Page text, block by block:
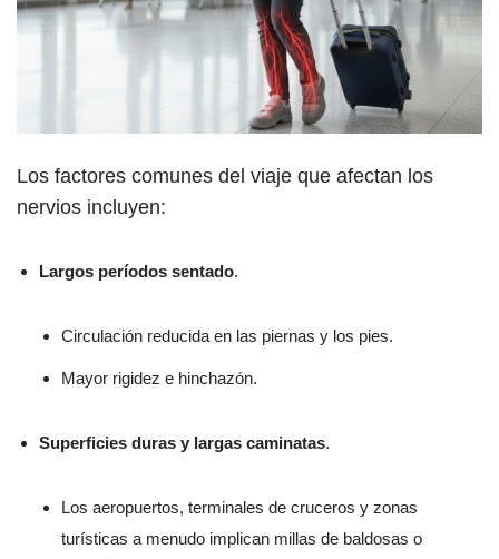
Los factores comunes del viaje que afectan los
nervios incluyen:
Largos períodos sentado.
Circulación reducida en las piernas y los pies.
Mayor rigidez e hinchazón.
Superficies duras y largas caminatas.
Los aeropuertos, terminales de cruceros y zonas
turísticas a menudo implican millas de baldosas o